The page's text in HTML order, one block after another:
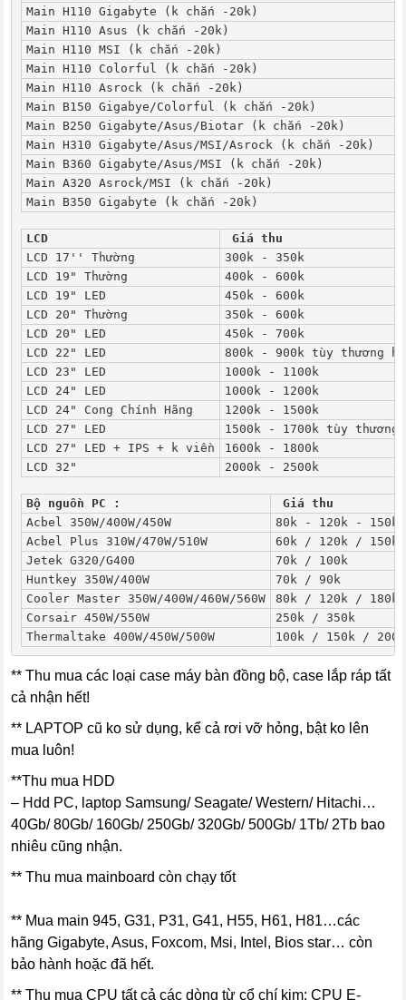
Main H110 Gigabyte (k chắn -20k)
Main H110 Asus (k chắn -20k)
Main H110 MSI (k chắn -20k)
Main H110 Colorful (k chắn -20k)
Main H110 Asrock (k chắn -20k)
Main B150 Gigabye/Colorful (k chắn -20k)
Main B250 Gigabyte/Asus/Biotar (k chắn -20k)
Main H310 Gigabyte/Asus/MSI/Asrock (k chắn -20k)
Main B360 Gigabyte/Asus/MSI (k chắn -20k)
Main A320 Asrock/MSI (k chắn -20k)
Main B350 Gigabyte (k chắn -20k)
LCD
Giá thu
LCD 17'' Thường
300k - 350k
LCD 19" Thường
400k - 600k
LCD 19" LED
450k - 600k
LCD 20" Thường
350k - 600k
LCD 20" LED
450k - 700k
LCD 22" LED
800k - 900k tùy thương
LCD 23" LED
1000k - 1100k
LCD 24" LED
1000k - 1200k
LCD 24" Cong Chính Hãng
1200k - 1500k
LCD 27" LED
1500k - 1700k tùy thương
LCD 27" LED + IPS + k viền
1600k - 1800k
LCD 32"
2000k - 2500k
Bộ nguồn PC :
Giá thu
Acbel 350W/400W/450W
80k - 120k - 150k
Acbel Plus 310W/470W/510W
60k / 120k / 150k
Jetek G320/G400
70k / 100k
Huntkey 350W/400W
70k / 90k
Cooler Master 350W/400W/460W/560W
80k / 120k / 180k
Corsair 450W/550W
250k / 350k
Thermaltake 400W/450W/500W
100k / 150k / 200k
** Thu mua các loại case máy bàn đồng bộ, case lắp ráp tất
cả nhận hết!
** LAPTOP cũ ko sử dụng, kể cả rơi vỡ hỏng, bật ko lên
mua luôn!
**Thu mua HDD
– Hdd PC, laptop Samsung/ Seagate/ Western/ Hitachi…
40Gb/ 80Gb/ 160Gb/ 250Gb/ 320Gb/ 500Gb/ 1Tb/ 2Tb bao
nhiêu cũng nhận.
** Thu mua mainboard còn chạy tốt
** Mua main 945, G31, P31, G41, H55, H61, H81…các
hãng Gigabyte, Asus, Foxcom, Msi, Intel, Bios star… còn
bảo hành hoặc đã hết.
** Thu mua CPU tất cả các dòng từ cổ chí kim: CPU E-